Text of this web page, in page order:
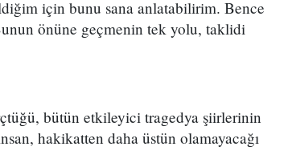
için bunu sana anlatabilirim. Bence
önüne geçmenin tek yolu, taklidi
bütün etkileyici tragedya şiirlerinin
hakikatten daha üstün olamayacağı